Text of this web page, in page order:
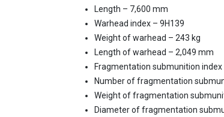
Length – 7,600 mm
Warhead index – 9H139
Weight of warhead – 243 kg
Length of warhead – 2,049 mm
Fragmentation submunition index
Number of fragmentation
Weight of fragmentation
Diameter of fragmentation